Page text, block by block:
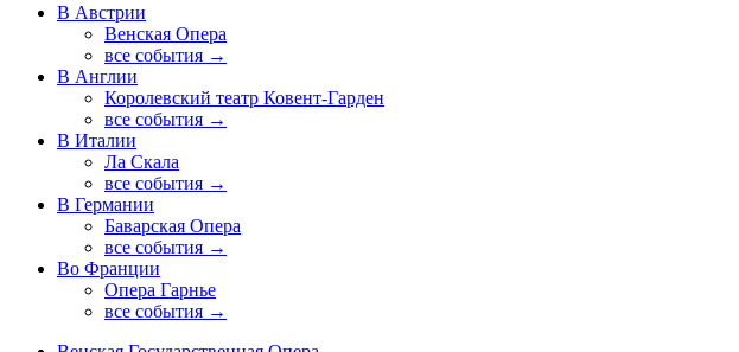
В Австрии
Венская Опера
все события →
В Англии
Королевский театр Ковент-Гарден
все события →
В Италии
Ла Скала
все события →
В Германии
Баварская Опера
все события →
Во Франции
Опера Гарнье
все события →